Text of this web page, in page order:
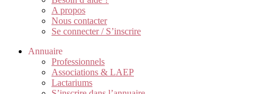
A propos
Nous contacter
Se connecter / S’inscrire
Annuaire
Professionnels
Associations & LAEP
Lactariums